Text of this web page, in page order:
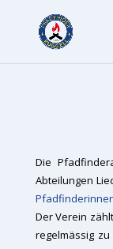
Die
Abteilungen
Der Verein
regelmässig